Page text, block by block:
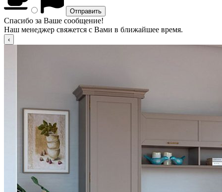
Спасибо за Ваше сообщение!
Наш менеджер свяжется с Вами в ближайшее время.